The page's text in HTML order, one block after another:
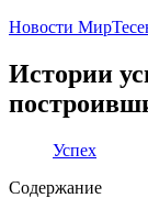
Новости
Истории
Успех
Содержание